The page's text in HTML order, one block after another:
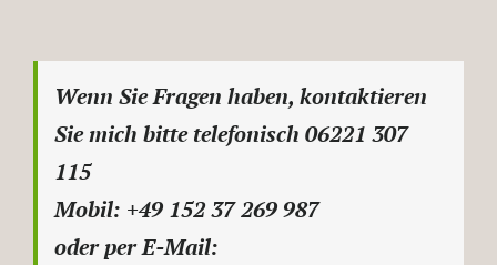
Wenn Sie Fragen haben, kontaktieren
Sie mich bitte telefonisch 06221 307
115
Mobil: +49 152 37 269 987
oder per E-Mail: